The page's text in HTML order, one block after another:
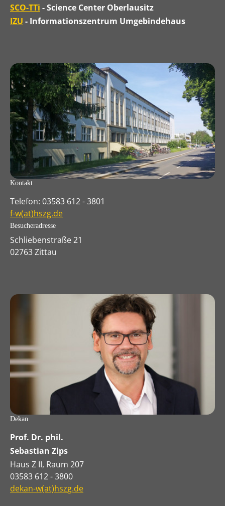
SCO-TTi - Science Center Oberlausitz
IZU - Informationszentrum Umgebindehaus
Kontakt
Telefon: 03583 612 - 3801
f-w(at)hszg.de
Besucheradresse
Schliebenstraße 21
02763 Zittau
Dekan
Prof. Dr. phil.
Sebastian Zips
Haus Z II, Raum 207
03583 612 - 3800
dekan-w(at)hszg.de